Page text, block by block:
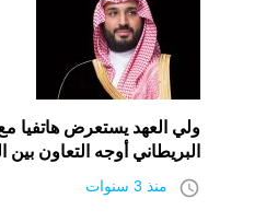
ولي العهد يستعرض هاتفيا
البريطاني أوجه التعاون بين
access_time منذ 3 سنوات